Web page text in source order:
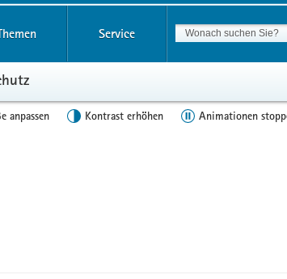
Service
anpassen Kontrast erhöhen Animationen